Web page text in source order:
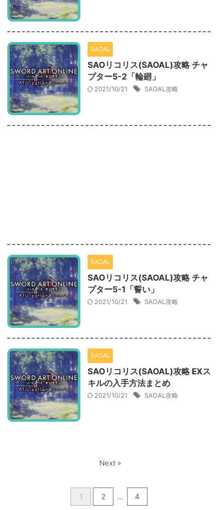
SAOAL
SAOリコリス(SAOAL)攻略 チャ
プター5-2「輪廻」
2021/10/21 SAOAL攻略
SAOAL
SAOリコリス(SAOAL)攻略 チャ
プター5-1「誓い」
2021/10/21 SAOAL攻略
SAOAL
SAOリコリス(SAOAL)攻略 EXス
キルの入手方法まとめ
2021/10/21 SAOAL攻略
1 2 … 4
Next »